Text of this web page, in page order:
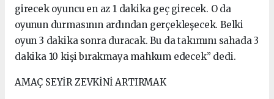
girecek oyuncu en az 1 dakika geç girecek. O da
oyunun durmasının ardından gerçekleşecek. Belki
oyun 3 dakika sonra duracak. Bu da takımını sahada 3
dakika 10 kişi bırakmaya mahkum edecek” dedi.
AMAÇ SEYİR ZEVKİNİ ARTIRMAK